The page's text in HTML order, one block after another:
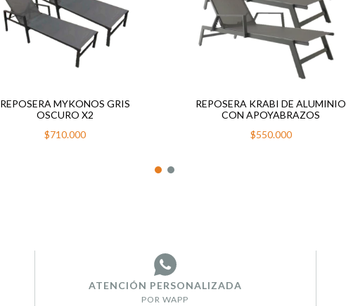
REPOSERA MYKONOS GRIS
OSCURO X2
$710.000
REPOSERA KRABI DE ALUMINIO
CON APOYABRAZOS
$550.000
ATENCIÓN PERSONALIZADA
POR WAPP